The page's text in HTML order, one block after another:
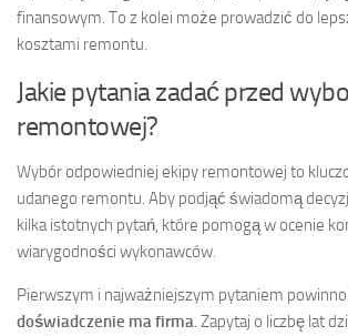
finansowym. To z kolei może prowadzić do
kosztami remontu.
Jakie pytania zadać przed
remontowej?
Wybór odpowiedniej ekipy remontowej to
udanego remontu. Aby podjąć świadomą
kilka istotnych pytań, które pomogą w ocenie
wiarygodności wykonawców.
Pierwszym i najważniejszym pytaniem
doświadczenie ma firma . Zapytaj o liczbę lat